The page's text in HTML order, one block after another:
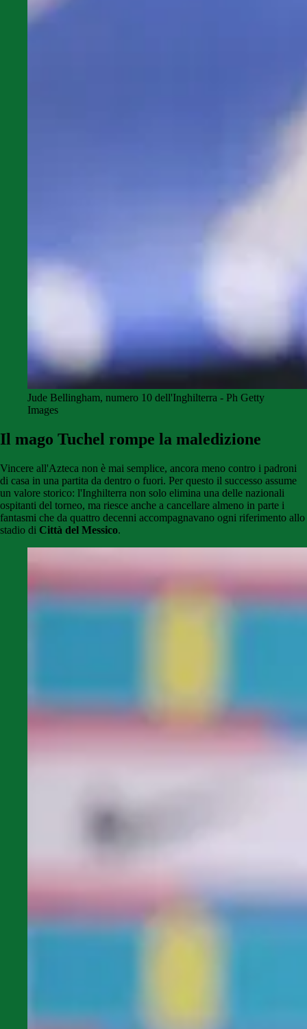
Jude Bellingham, numero 10 dell'Inghilterra - Ph Getty
Images
Il mago Tuchel rompe la maledizione
Vincere all'Azteca non è mai semplice, ancora meno contro i padroni
di casa in una partita da dentro o fuori. Per questo il successo assume
un valore storico: l'Inghilterra non solo elimina una delle nazionali
ospitanti del torneo, ma riesce anche a cancellare almeno in parte i
fantasmi che da quattro decenni accompagnavano ogni riferimento allo
stadio di Città del Messico.